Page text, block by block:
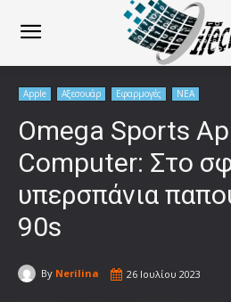
Apple Αξεσουάρ Εφαρμογές ΝΕΑ
Omega Sports
Computer: Στο
υπερσπάνια
90s
By Nerilina 26 Ιουλίου 2023